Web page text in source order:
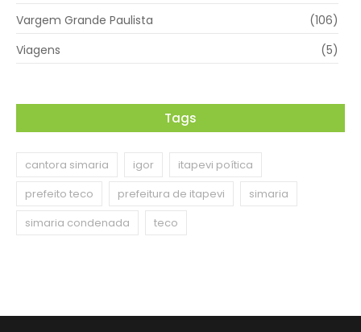
Vargem Grande Paulista
(106)
Viagens
(5)
Tags
cantora simaria igor
itapevi poítica
prefeito teco
prefeitura de itapevi
simaria
simaria condenada
teco